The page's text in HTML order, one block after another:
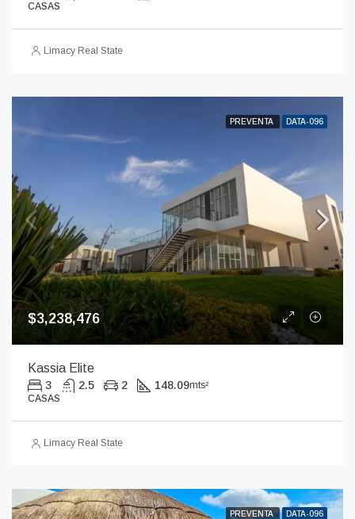
CASAS
Limacy Real State
PREVENTA DATA-096
$3,238,476
Kassia Elite
3 2.5 2 148.09mts²
CASAS
Limacy Real State
PREVENTA DATA-096